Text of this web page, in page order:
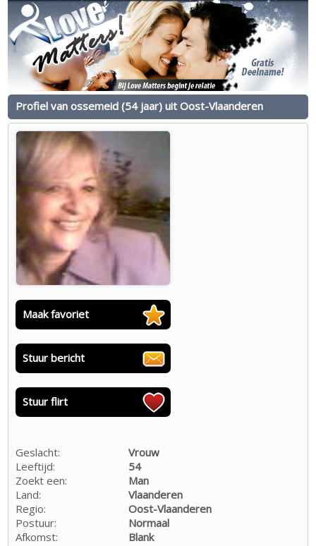
Profiel van ossemeid (54 jaar) uit Oost-Vlaanderen
Maak favoriet
Stuur bericht
Stuur flirt
Geslacht:
Vrouw
Leeftijd:
54
Zoekt een:
Man
Land:
Vlaanderen
Regio:
Oost-Vlaanderen
Postuur:
Normaal
Afkomst:
Blank